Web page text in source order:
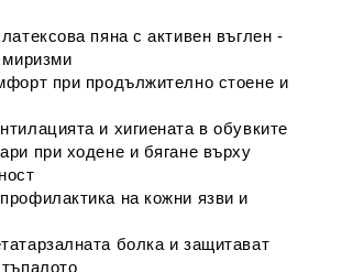
пяна с активен въглен -
миризми
при продължително стоене и
и хигиената в обувките
при ходене и бягане върху
на кожни язви и
болка и защитават